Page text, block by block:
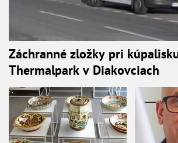
Záchranné zložky pri
Thermalpark v Diakovciach